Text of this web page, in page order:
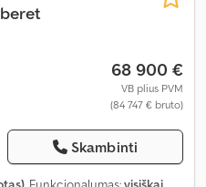
68 900 €
VB plius PVM
(84 747 € bruto)
Skambinti